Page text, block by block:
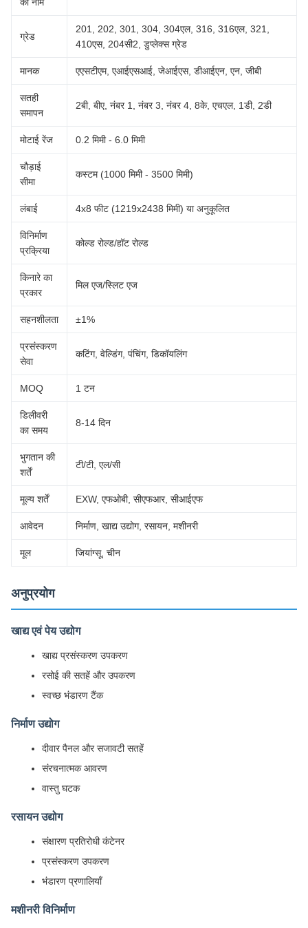
ग्रेड
201, 202, 301, 304, 304एल, 316, 316एल, 321,
410एस, 204सी2, डुप्लेक्स ग्रेड
मानक एएसटीएम, एआईएसआई, जेआईएस, डीआईएन, एन, जीबी
सतही
समापन
2बी, बीए, नंबर 1, नंबर 3, नंबर 4, 8के, एचएल, 1डी, 2डी
मोटाई रेंज 0.2 मिमी - 6.0 मिमी
चौड़ाई
सीमा
कस्टम (1000 मिमी - 3500 मिमी)
लंबाई 4x8 फीट (1219x2438 मिमी) या अनुकूलित
विनिर्माण
प्रक्रिया
कोल्ड रोल्ड/हॉट रोल्ड
किनारे का
प्रकार
मिल एज/स्लिट एज
सहनशीलता ±1%
प्रसंस्करण
सेवा
कटिंग, वेल्डिंग, पंचिंग, डिकॉयलिंग
MOQ 1 टन
डिलीवरी
का समय
8-14 दिन
भुगतान की
शर्तें
टी/टी, एल/सी
मूल्य शर्तें EXW, एफओबी, सीएफआर, सीआईएफ
आवेदन निर्माण, खाद्य उद्योग, रसायन, मशीनरी
मूल जियांग्सू, चीन
अनुप्रयोग
खाद्य एवं पेय उद्योग
खाद्य प्रसंस्करण उपकरण
रसोई की सतहें और उपकरण
स्वच्छ भंडारण टैंक
निर्माण उद्योग
दीवार पैनल और सजावटी सतहें
संरचनात्मक आवरण
वास्तु घटक
रसायन उद्योग
संक्षारण प्रतिरोधी कंटेनर
प्रसंस्करण उपकरण
भंडारण प्रणालियाँ
मशीनरी विनिर्माण